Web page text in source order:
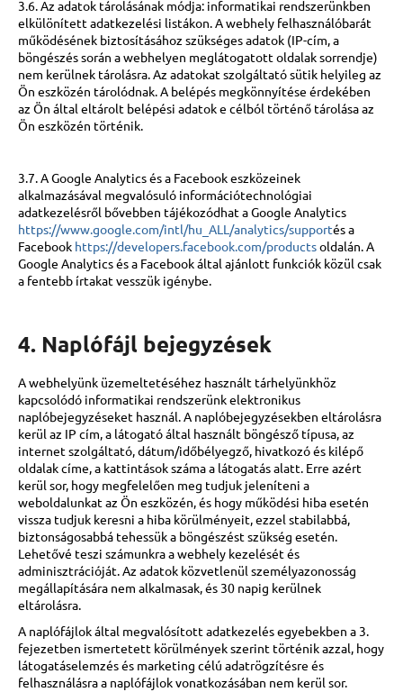
3.6. Az adatok tárolásának módja: informatikai rendszerünkben
elkülönített adatkezelési listákon. A webhely felhasználóbarát
működésének biztosításához szükséges adatok (IP-cím, a
böngészés során a webhelyen meglátogatott oldalak sorrendje)
nem kerülnek tárolásra. Az adatokat szolgáltató sütik helyileg az
Ön eszközén tárolódnak. A belépés megkönnyítése érdekében
az Ön által eltárolt belépési adatok e célból történő tárolása az
Ön eszközén történik.
3.7. A Google Analytics és a Facebook eszközeinek
alkalmazásával megvalósuló információtechnológiai
adatkezelésről bővebben tájékozódhat a Google Analytics
https://www.google.com/intl/hu_ALL/analytics/supportés a
Facebook https://developers.facebook.com/productsoldalán. A
Google Analytics és a Facebook által ajánlott funkciók közül csak
a fentebb írtakat vesszük igénybe.
4. Naplófájl bejegyzések
A webhelyünk üzemeltetéséhez használt tárhelyünkhöz
kapcsolódó informatikai rendszerünk elektronikus
naplóbejegyzéseket használ. A naplóbejegyzésekben eltárolásra
kerül az IP cím, a látogató által használt böngésző típusa, az
internet szolgáltató, dátum/időbélyegző, hivatkozó és kilépő
oldalak címe, a kattintások száma a látogatás alatt. Erre azért
kerül sor, hogy megfelelően meg tudjuk jeleníteni a
weboldalunkat az Ön eszközén, és hogy működési hiba esetén
vissza tudjuk keresni a hiba körülményeit, ezzel stabilabbá,
biztonságosabbá tehessük a böngészést szükség esetén.
Lehetővé teszi számunkra a webhely kezelését és
adminisztrációját. Az adatok közvetlenül személyazonosság
megállapítására nem alkalmasak, és 30 napig kerülnek
eltárolásra.
A naplófájlok által megvalósított adatkezelés egyebekben a 3.
fejezetben ismertetett körülmények szerint történik azzal, hogy
látogatáselemzés és marketing célú adatrögzítésre és
felhasználásra a naplófájlok vonatkozásában nem kerül sor.